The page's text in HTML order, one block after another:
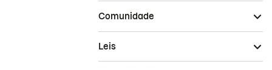
Comunidade
Leis